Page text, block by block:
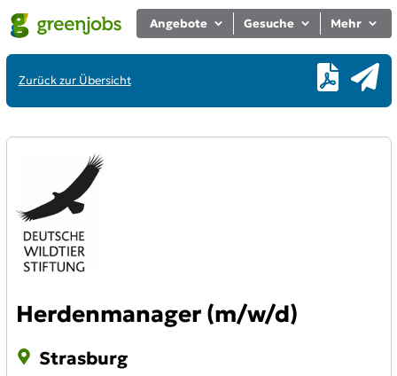
Angebote Gesuche Mehr
Zurück zur Übersicht
Herdenmanager (m/w/d)
Strasburg